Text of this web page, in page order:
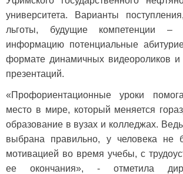
университета. Варианты
льготы, будущие компетенции
информацию потенциальные
формате динамичных видеороликов и
презентаций.
«Профориентационные уроки
место в мире, который меняется
образование в вузах и колледжах.
выбрана правильно, у человека не
мотивацией во время учебы, с
ее окончания», - отметила